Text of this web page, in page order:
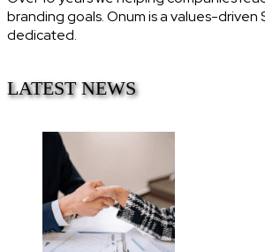
branding goals. Onum is a values-driven
dedicated.
LATEST NEWS